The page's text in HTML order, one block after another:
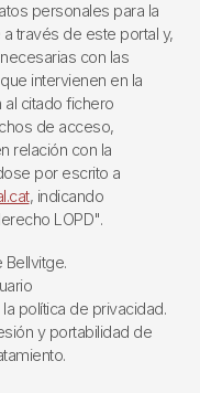
personales para la
través de este portal y,
con las
intervienen en la
al citado fichero
de acceso,
relación con la
por escrito a
, indicando
LOPD".
Bellvitge.
política de privacidad.
y portabilidad de